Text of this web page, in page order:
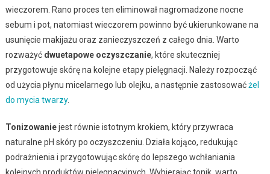
wieczorem. Rano proces ten eliminował nagromadzone nocne
sebum i pot, natomiast wieczorem powinno być ukierunkowane na
usunięcie makijażu oraz zanieczyszczeń z całego dnia. Warto
rozważyć dwuetapowe oczyszczanie, które skuteczniej
przygotowuje skórę na kolejne etapy pielęgnacji. Należy rozpocząć
od użycia płynu micelarnego lub olejku, a następnie zastosowaćżel
do mycia twarzy.
Tonizowaniejest równie istotnym krokiem, który przywraca
naturalne pH skóry po oczyszczeniu. Działa kojąco, redukując
podrażnienia i przygotowując skórę do lepszego wchłaniania